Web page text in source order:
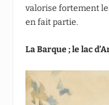
valorise fortement
en fait partie.
La Barque ; le lac